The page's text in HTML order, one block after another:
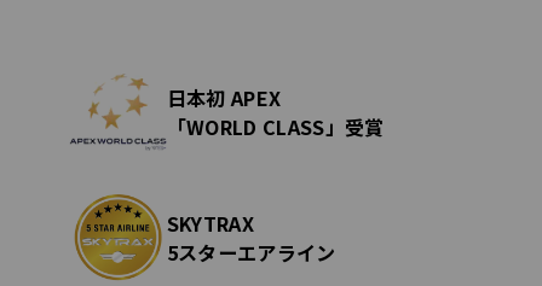
日本初 APEX
「WORLD CLASS」受賞
SKYTRAX
5スターエアライン